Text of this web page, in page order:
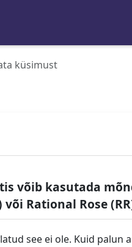
küsimust
võib kasutada
Rational Rose
see ei ole. Kuid palun